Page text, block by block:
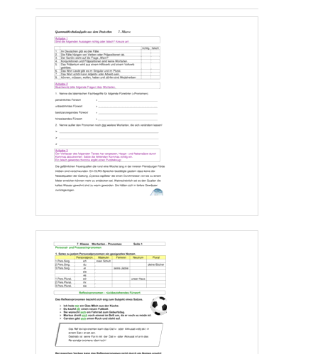
Klasse 7a; Deutsch
Name:
I. „das“ oder „dass“ / Relativsätze
b.) Setze die fehlenden Kommas in den Text ein.
Eine Ermutigung!
Das kann ich einfach nicht verstehen, dass du damit so große Schwierigkeiten hast.
Das gibt  es  doch  gar  nicht,  dass du  in  Mathe
verstehst, dass du in Englisch das Passiv vor-
bzw. „das“ in Deutschen nicht unterscheiden kannst. In Bio hast du mir
in der ganzen Klasse. Also lass dir das alles noch einmal durch den Kopf gehen, dann
einfach nochmals ansehen. Der Erfolg wird dir den rechten Weg zeigen und du wirst
II.
Satzglieder
2. Bestimme die Satzglieder der Sätze so genau wie möglich.
a. )Die EM | finde t | in  Österreich un d  der Schwei z
Subjekt  |  Prä dik at   | lok ales A dverbi al  | Pr ädik a t
b.)
Jede Na tion | vers ucht | mi t v ollem E insat z
viele Spiele | zu  ge winnen.
Subjekt  |  Prä dik at   | mo d ales Adver bia l | Akkus ativ ob jekt  |
Prä dika t
c.)Wegen der  gr oßen  Lauts tärke | in  den  St adien
Pfiffe der S chiedsri chter | v on m anch en Spielern
Kausales A dverbi al  | l okales  Adverbi al  |  Prä dik at  | Su bje kt |